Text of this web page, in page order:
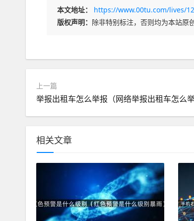
本文地址：
https://www.00tu.com/lives/
版权声明： 除非特别标注，否则均为本站原
上一篇
举报出租车怎么举报（网络举报出租车怎么举
相关文章